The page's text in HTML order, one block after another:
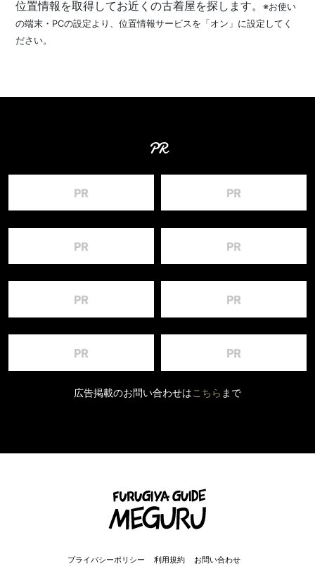
位置情報を取得してお近くの古着屋を探します。※お使い
の端末・PCの設定より、位置情報サービスを「オン」に設定してく
ださい。
PR
広告掲載のお問い合わせはこちら まで
プライバシーポリシー 利用規約 お問い合わせ